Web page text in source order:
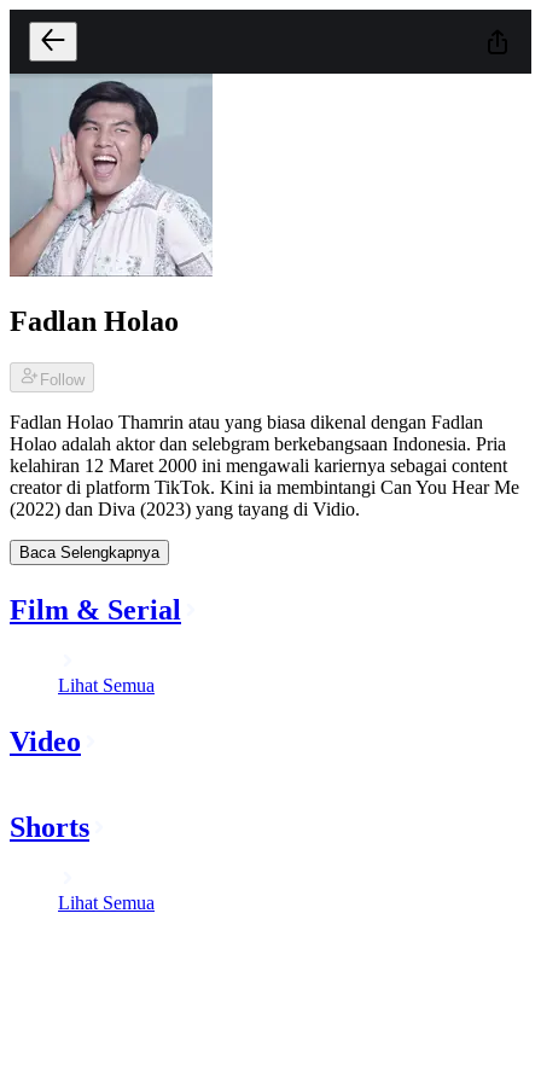
Fadlan Holao
Follow
Fadlan Holao Thamrin atau yang biasa dikenal dengan Fadlan
Holao adalah aktor dan selebgram berkebangsaan Indonesia. Pria
kelahiran 12 Maret 2000 ini mengawali kariernya sebagai content
creator di platform TikTok. Kini ia membintangi Can You Hear Me
(2022) dan Diva (2023) yang tayang di Vidio.
Baca Selengkapnya
Film & Serial
Lihat Semua
Video
Shorts
Lihat Semua